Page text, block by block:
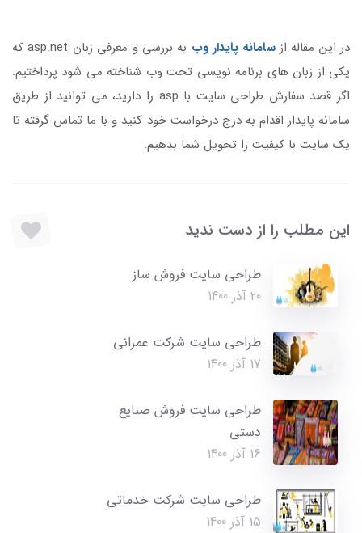
در این مقاله از سامانه پایدار وب
به بررسی و معرفی زبان asp.net که
یکی از زبان های برنامه نویسی تحت وب شناخته می شود پرداختیم.
اگر قصد سفارش طراحی سایت با asp را دارید، می توانید از طریق
سامانه پایدار اقدام به درج درخواست خود کنید و با ما تماس گرفته تا
یک سایت با کیفیت را تحویل شما بدهیم.
این مطلب را از دست ندید
طراحی سایت فروش ساز
20 آذر 1400
طراحی سایت شرکت عمرانی
17 آذر 1400
طراحی سایت فروش صنایع
دستی
16 آذر 1400
طراحی سایت شرکت خدماتی
15 آذر 1400